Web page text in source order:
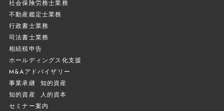
社会保険労務士業務
不動産鑑定士業務
行政書士業務
司法書士業務
相続税申告
ホールディングス化支援
M&Aアドバイザリー
事業承継
知的資産
知的資産
人的資本
セミナー案内